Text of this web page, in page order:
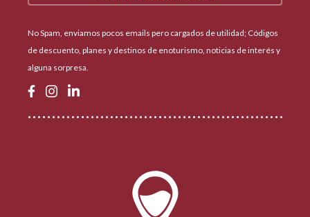
No Spam, enviamos pocos emails pero cargados de utilidad; Códigos
de descuento, planes y destinos de enoturismo, noticias de interés y
alguna sorpresa.